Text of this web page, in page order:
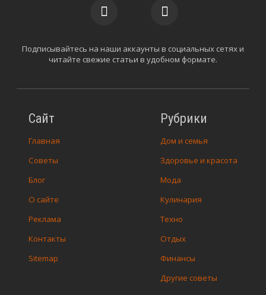
Сайт
Главная
Советы
Блог
О сайте
Реклама
Контакты
Sitemap
Рубрики
Дом и семья
Здоровье и красота
Мода
Кулинария
Техно
Отдых
Финансы
Другие советы
Подписывайтесь на наши аккаунты в социальных сетях и
читайте свежие статьи в удобном формате.